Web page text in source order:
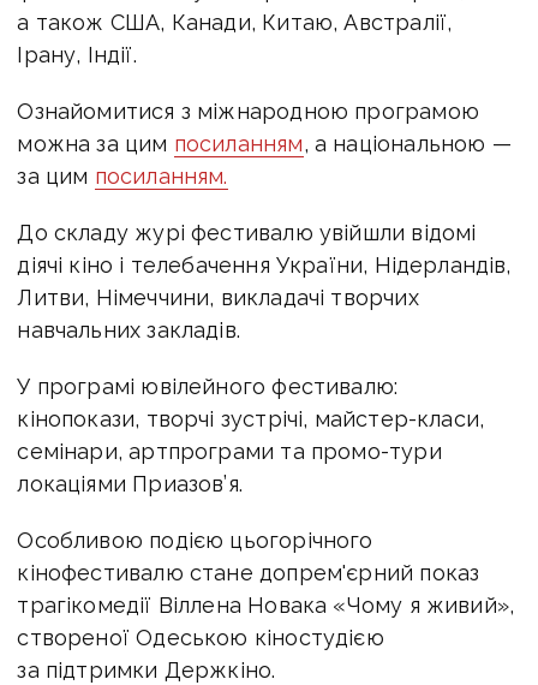
а також США, Канади, Китаю, Австралії,
Ірану, Індії.
Ознайомитися з міжнародною програмою
можна за цим посиланням, а національною —
за цим посиланням.
До складу журі фестивалю увійшли відомі
діячі кіно і телебачення України, Нідерландів,
Литви, Німеччини, викладачі творчих
навчальних закладів.
У програмі ювілейного фестивалю:
кінопокази, творчі зустрічі, майстер-класи,
семінари, артпрограми та промо-тури
локаціями Приазов’я.
Особливою подією цьогорічного
кінофестивалю стане допрем'єрний показ
трагікомедії Віллена Новака «Чому я живий»,
створеної Одеською кіностудією
за підтримки Держкіно.